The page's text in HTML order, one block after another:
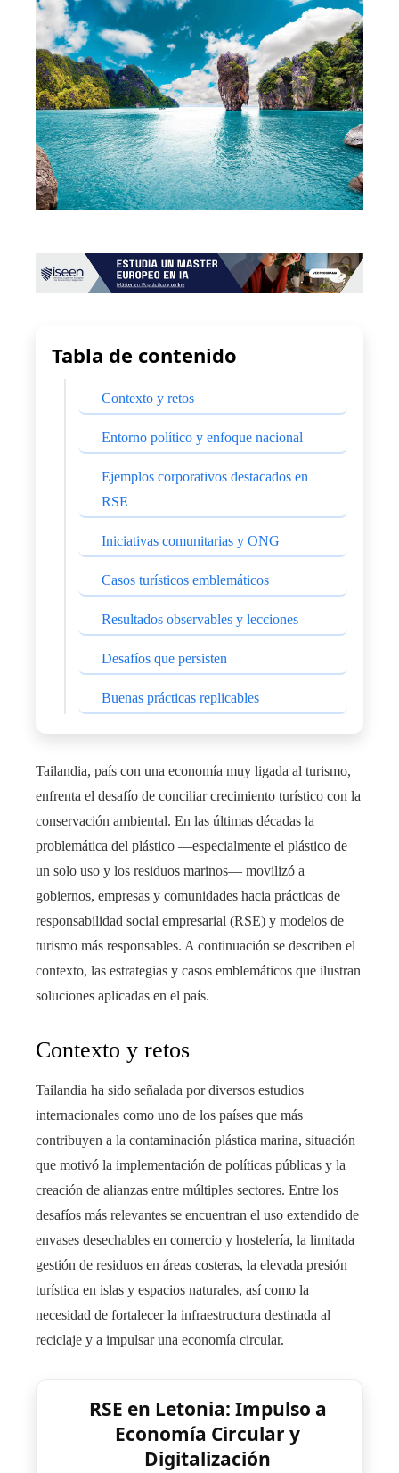
Tabla de contenido
Contexto y retos
Entorno político y enfoque nacional
Ejemplos corporativos destacados en
RSE
Iniciativas comunitarias y ONG
Casos turísticos emblemáticos
Resultados observables y lecciones
Desafíos que persisten
Buenas prácticas replicables
Tailandia, país con una economía muy ligada al turismo,
enfrenta el desafío de conciliar crecimiento turístico con la
conservación ambiental. En las últimas décadas la
problemática del plástico —especialmente el plástico de
un solo uso y los residuos marinos— movilizó a
gobiernos, empresas y comunidades hacia prácticas de
responsabilidad social empresarial (RSE) y modelos de
turismo más responsables. A continuación se describen el
contexto, las estrategias y casos emblemáticos que ilustran
soluciones aplicadas en el país.
Contexto y retos
Tailandia ha sido señalada por diversos estudios
internacionales como uno de los países que más
contribuyen a la contaminación plástica marina, situación
que motivó la implementación de políticas públicas y la
creación de alianzas entre múltiples sectores. Entre los
desafíos más relevantes se encuentran el uso extendido de
envases desechables en comercio y hostelería, la limitada
gestión de residuos en áreas costeras, la elevada presión
turística en islas y espacios naturales, así como la
necesidad de fortalecer la infraestructura destinada al
reciclaje y a impulsar una economía circular.
RSE en Letonia: Impulso a
Economía Circular y
Digitalización